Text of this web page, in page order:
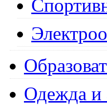
Одежда и